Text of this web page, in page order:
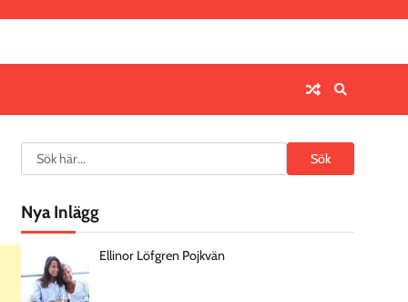
Search Sök
Nya Inlägg
Ellinor Löfgren Pojkvän